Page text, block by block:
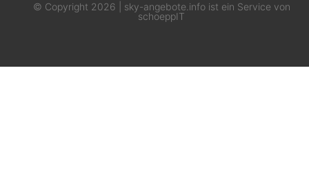
© Copyright 2026 | sky-angebote.info ist ein Service von
schoeppIT